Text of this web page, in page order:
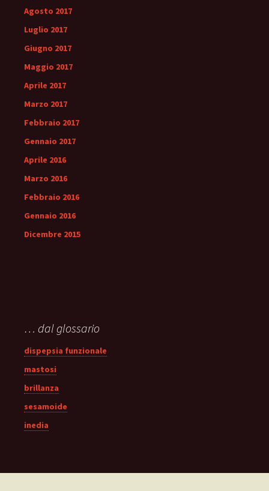
Agosto 2017
Luglio 2017
Giugno 2017
Maggio 2017
Aprile 2017
Marzo 2017
Febbraio 2017
Gennaio 2017
Aprile 2016
Marzo 2016
Febbraio 2016
Gennaio 2016
Dicembre 2015
… dal glossario
dispepsia funzionale
mastosi
brillanza
sesamoide
inedia